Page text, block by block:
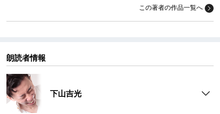
この著者の作品一覧へ
朗読者情報
下山吉光